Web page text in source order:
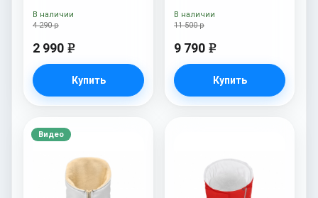
4 290 р
2 990 e
Купить
В наличии
11 500 р
9 790 e
Купить
В наличии
Видео